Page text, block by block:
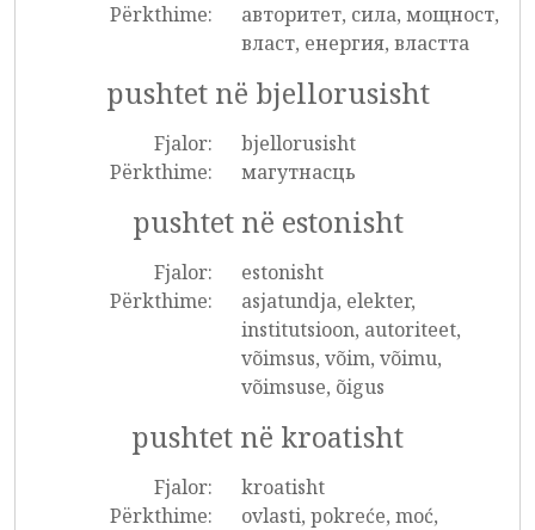
Përkthime:
авторитет, сила, мощност,
власт, енергия, властта
pushtet në bjellorusisht
Fjalor:
bjellorusisht
Përkthime:
магутнасць
pushtet në estonisht
Fjalor:
estonisht
Përkthime:
asjatundja, elekter,
institutsioon, autoriteet,
võimsus, võim, võimu,
võimsuse, õigus
pushtet në kroatisht
Fjalor:
kroatisht
Përkthime:
ovlasti, pokreće, moć,